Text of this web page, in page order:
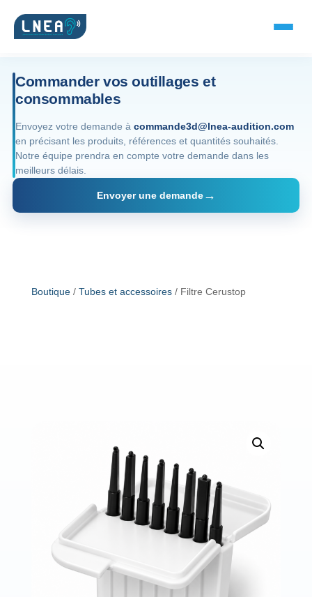
SOLUTIONS AUDITIVES
Embouts BTE
Micro-embouts
Embouts protecteurs
Accéder à la boutique
Matériels pour prise d'empreintes
Outillage pour atelier
Commander vos outillages et
consommables
Envoyez votre demande à commande3d@lnea-audition.com
en précisant les produits, références et quantités souhaités.
Notre équipe prendra en compte votre demande dans les
meilleurs délais.
Envoyer une demande
Boutique/ Tubes et accessoires/ Filtre Cerustop